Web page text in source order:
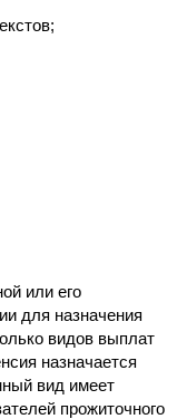
или его
для назначения
видов выплат
назначается
вид имеет
прожиточного